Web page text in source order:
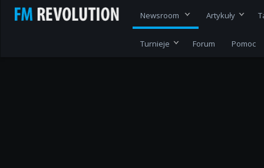
Newsroom Artykuły
Turnieje Forum Pomoc